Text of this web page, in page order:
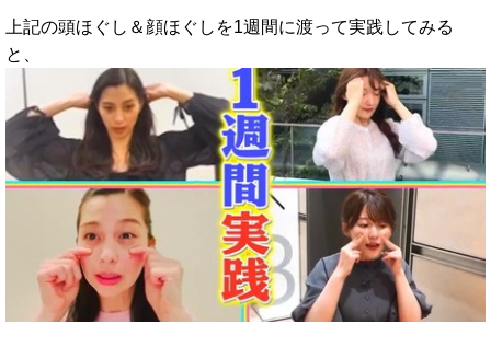
上記の頭ほぐし＆顔ほぐしを1週間に渡って実践してみる
と、